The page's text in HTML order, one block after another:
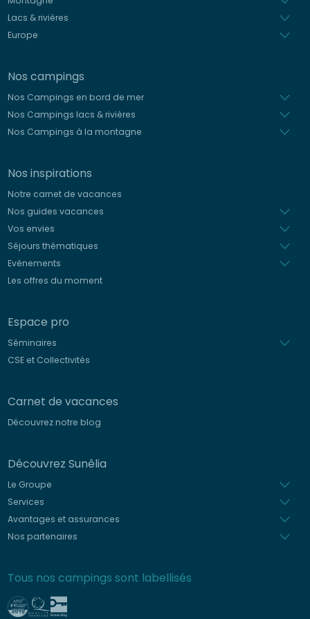
Lacs & rivières
Europe
Nos campings
Nos Campings en bord de mer
Nos Campings lacs & rivières
Nos Campings à la montagne
Nos inspirations
Notre carnet de vacances
Nos guides vacances
Vos envies
Séjours thématiques
Evénements
Les offres du moment
Espace pro
Séminaires
CSE et Collectivités
Carnet de vacances
Découvrez notre blog
Découvrez Sunêlia
Le Groupe
Services
Avantages et assurances
Nos partenaires
Tous nos campings sont labellisés